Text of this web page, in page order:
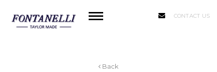
CONTACT US
Back